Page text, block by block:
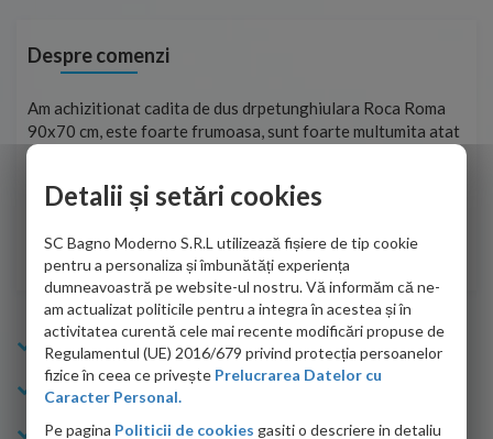
Despre comenzi
Am achizitionat cadita de dus drpetunghiulara Roca Roma
90x70 cm, este foarte frumoasa, sunt foarte multumita atat
de personalul firmei dvs. cu care am colaborat in obtinerea
adus coletul in siguranta.Numai bine, va doresc!
Sofrone Viviana -28.07.2026
Info Bagno
Cumparaturi
Suport clienti
Detalii și setări cookies
SC Bagno Moderno S.R.L utilizează fișiere de tip cookie
pentru a personaliza și îmbunătăți experiența
dumneavoastră pe website-ul nostru. Vă informăm că ne-
am actualizat politicile pentru a integra în acestea și în
activitatea curentă cele mai recente modificări propuse de
Regulamentul (UE) 2016/679 privind protecția persoanelor
fizice în ceea ce privește Prelucrarea Datelor cu
Caracter Personal.
Pe pagina Politicii de cookies gasiti o descriere in detaliu